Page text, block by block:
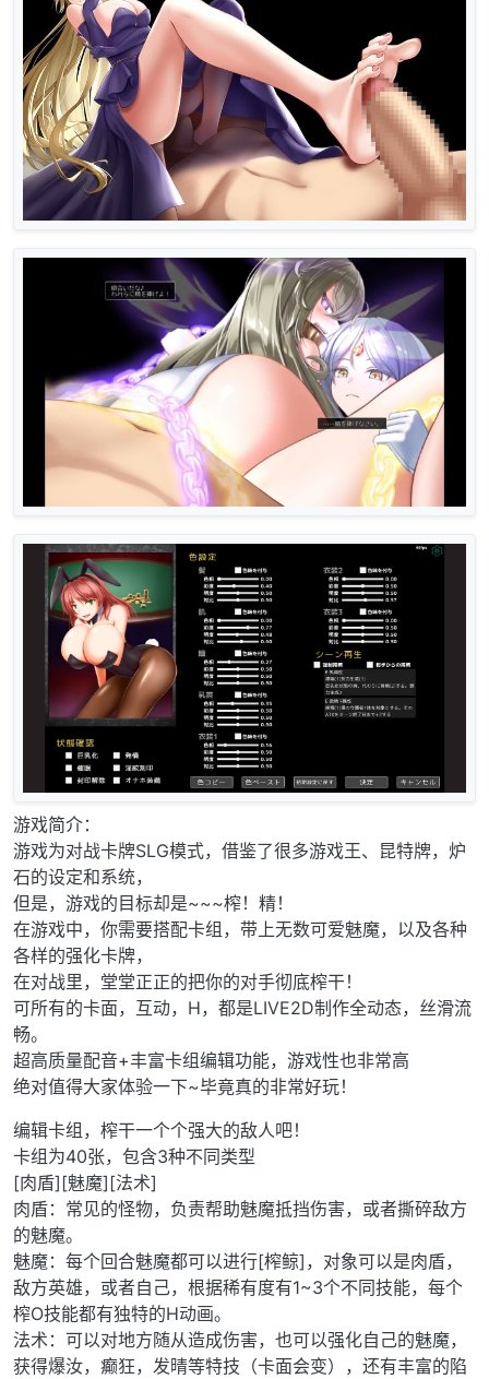
游戏简介：
游戏为对战卡牌SLG模式，借鉴了很多游戏王、昆特牌，炉
石的设定和系统，
但是，游戏的目标却是~~~榨！精！
在游戏中，你需要搭配卡组，带上无数可爱魅魔，以及各种
各样的强化卡牌，
在对战里，堂堂正正的把你的对手彻底榨干！
可所有的卡面，互动，H，都是LIVE2D制作全动态，丝滑流
畅。
超高质量配音+丰富卡组编辑功能，游戏性也非常高
绝对值得大家体验一下~毕竟真的非常好玩！
编辑卡组，榨干一个个强大的敌人吧！
卡组为40张，包含3种不同类型
[肉盾][魅魔][法术]
肉盾：常见的怪物，负责帮助魅魔抵挡伤害，或者撕碎敌方
的魅魔。
魅魔：每个回合魅魔都可以进行[榨鲸]，对象可以是肉盾，
敌方英雄，或者自己，根据稀有度有1~3个不同技能，每个
榨O技能都有独特的H动画。
法术：可以对地方随从造成伤害，也可以强化自己的魅魔，
获得爆汝，癫狂，发晴等特技（卡面会变），还有丰富的陷